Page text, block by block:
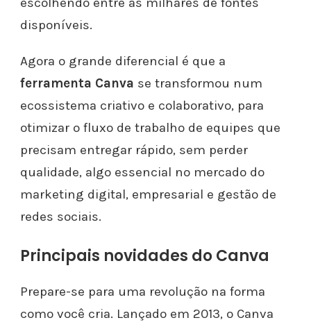
disponíveis.
Agora o grande diferencial é que a
ferramenta Canva se transformou num
ecossistema criativo e colaborativo, para
otimizar o fluxo de trabalho de equipes que
precisam entregar rápido, sem perder
qualidade, algo essencial no mercado do
marketing digital, empresarial e gestão de
redes sociais.
Principais novidades do Canva
Prepare-se para uma revolução na forma
como você cria. Lançado em 2013, o Canva